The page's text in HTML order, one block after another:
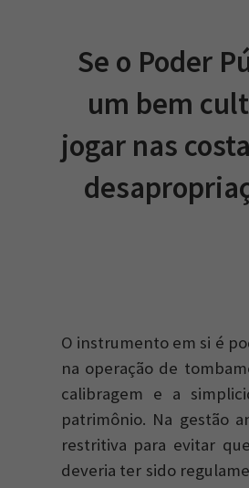
Se o Poder
um bem
jogar nas
O instrumento em si é
na operação de
calibragem e a
patrimônio. Na gestão
restritiva para evitar
deveria ter sido